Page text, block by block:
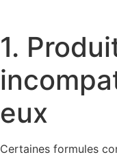
1.
eux
Certaines formules